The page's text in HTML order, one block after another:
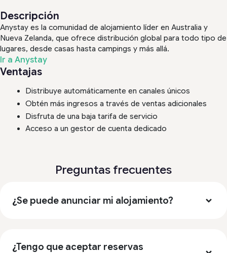
Descripción
Anystay es la comunidad de alojamiento líder en Australia y
Nueva Zelanda, que ofrece distribución global para todo tipo de
lugares, desde casas hasta campings y más allá.
Ir a Anystay
Ventajas
Distribuye automáticamente en canales únicos
Obtén más ingresos a través de ventas adicionales
Disfruta de una baja tarifa de servicio
Acceso a un gestor de cuenta dedicado
Preguntas frecuentes
¿Se puede anunciar mi alojamiento?
¿Tengo que aceptar reservas